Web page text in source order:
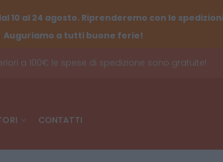
10 al 24 agosto. Riprenderemo con le
Auguriamo a tutti buone ferie!
a 100€ le spese di spedizione sono gratuite!
CONTATTI